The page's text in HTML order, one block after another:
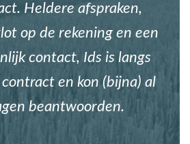
Heldere afspraken,
op de rekening en een
contact, Ids is langs
en kon (bijna) al
beantwoorden.